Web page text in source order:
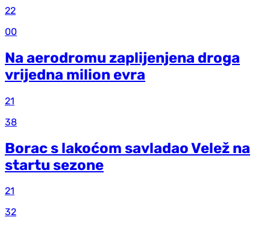
22
00
Na aerodromu zaplijenjena droga
vrijedna milion evra
21
38
Borac s lakoćom savladao Velež na
startu sezone
21
32